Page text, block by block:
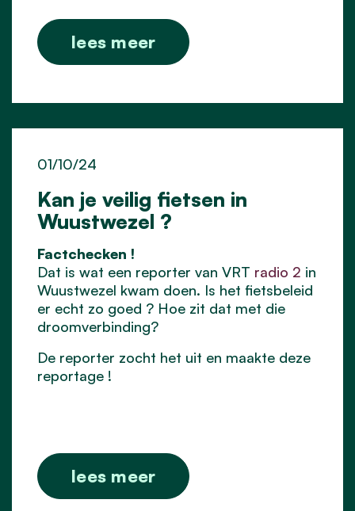
lees meer
Kan je veilig fietsen in
Wuustwezel ?
01/10/24
Factchecken !
Dat is wat een reporter van VRT radio 2 in
Wuustwezel kwam doen. Is het fietsbeleid
er echt zo goed ? Hoe zit dat met die
droomverbinding?
De reporter zocht het uit en maakte deze
reportage !
lees meer